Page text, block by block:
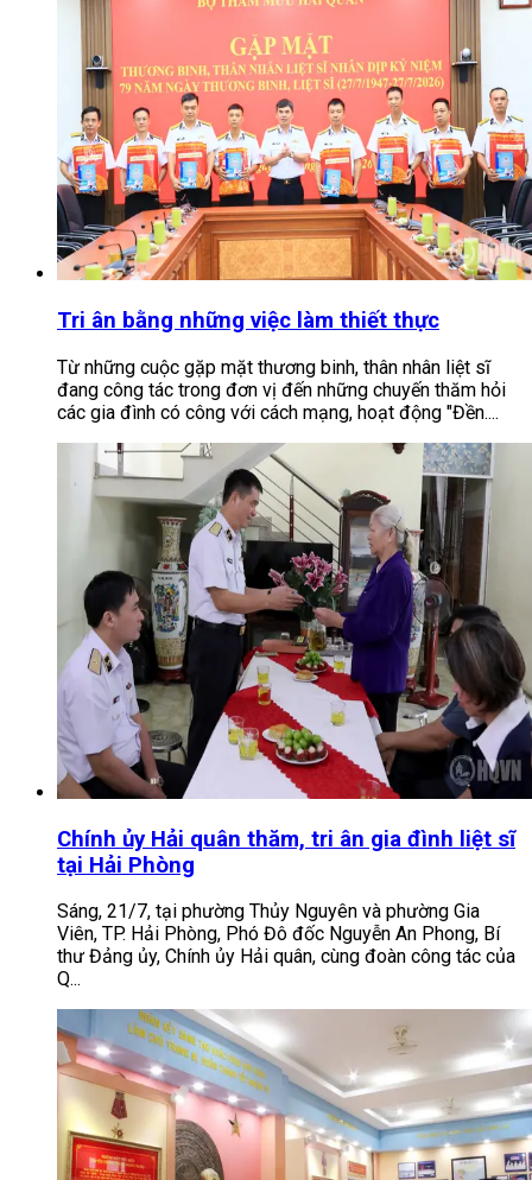
Tri ân bằng những việc làm thiết thực
Từ những cuộc gặp mặt thương binh, thân nhân liệt sĩ
đang công tác trong đơn vị đến những chuyến thăm hỏi
các gia đình có công với cách mạng, hoạt động "Đền....
Chính ủy Hải quân thăm, tri ân gia đình liệt sĩ
tại Hải Phòng
Sáng, 21/7, tại phường Thủy Nguyên và phường Gia
Viên, TP. Hải Phòng, Phó Đô đốc Nguyễn An Phong, Bí
thư Đảng ủy, Chính ủy Hải quân, cùng đoàn công tác của
Q...